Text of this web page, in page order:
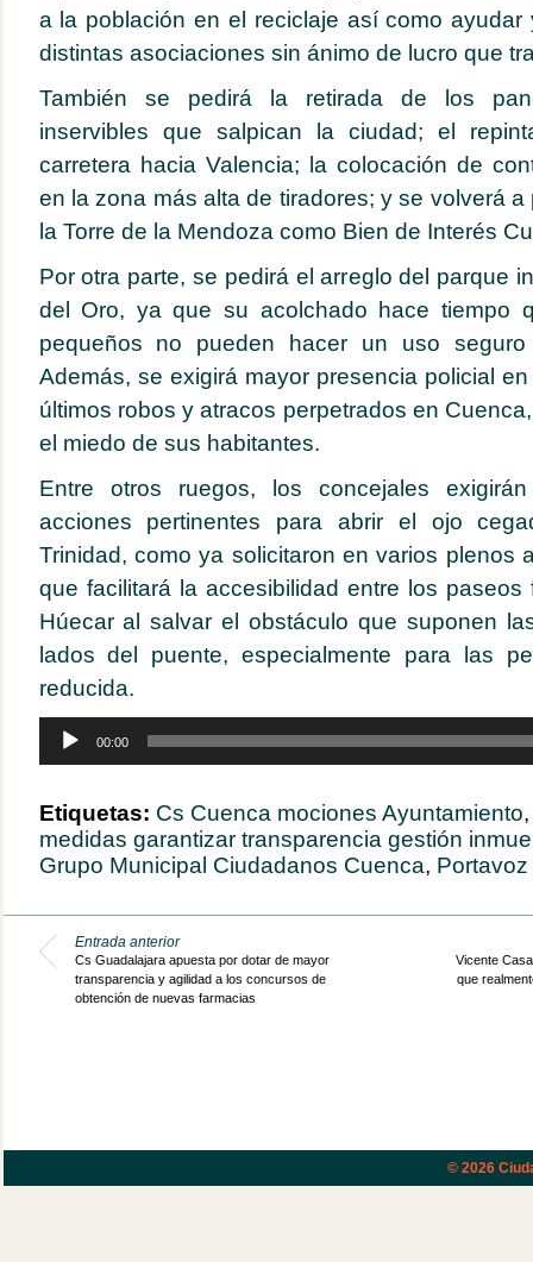
a la población en el reciclaje así como ayudar
distintas asociaciones sin ánimo de lucro que
También se pedirá la retirada de los
inservibles que salpican la ciudad; el
carretera hacia Valencia; la colocación de
en la zona más alta de tiradores; y se volverá
la Torre de la Mendoza como Bien de Interés
Por otra parte, se pedirá el arreglo del parque
del Oro, ya que su acolchado hace tiempo
pequeños no pueden hacer un uso
Además, se exigirá mayor presencia policial
últimos robos y atracos perpetrados en
el miedo de sus habitantes.
Entre otros ruegos, los concejales
acciones pertinentes para abrir el ojo
Trinidad, como ya solicitaron en varios plenos
que facilitará la accesibilidad entre los
Húecar al salvar el obstáculo que suponen
lados del puente, especialmente para las
reducida.
Reproductor
audio
00:00
Etiquetas: Cs Cuenca mociones Ayuntamiento
medidas garantizar transparencia gestión
Grupo Municipal Ciudadanos Cuenca,
Entrada anterior
Cs Guadalajara apuesta por dotar de mayor
transparencia y agilidad a los concursos de
obtención de nuevas farmacias
Vicente
que
© 2026